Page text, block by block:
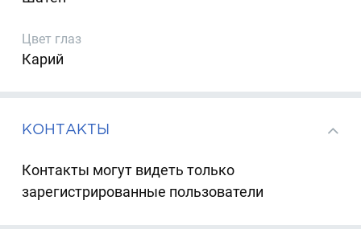
Цвет глаз
Карий
КОНТАКТЫ
Контакты могут видеть только
зарегистрированные пользователи